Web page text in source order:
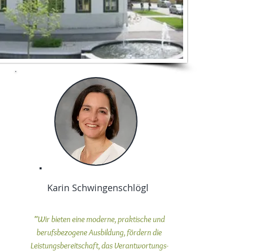
Karin Schwingenschlögl
"Wir bieten eine moderne, praktische und
berufsbezogene Ausbildung, fördern die
Leistungsbereitschaft, das Verantwortungs-